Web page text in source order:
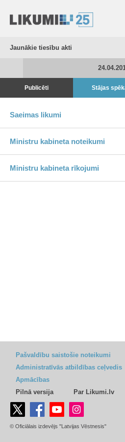
Jaunākie tiesību akti
Publicēti Stājas
Saeimas likumi
Ministru kabineta noteikumi
Ministru kabineta rīkojumi
Pašvaldību saistošie noteikumi
Administratīvās atbildības ceļvedis
Apmācības
Pilnā versija
Par Likumi.lv
© Oficiālais izdevējs "Latvijas Vēstnesis"